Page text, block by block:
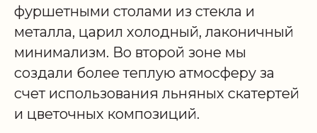
фуршетными столами из стекла и
металла, царил холодный, лаконичный
минимализм. Во второй зоне мы
создали более теплую атмосферу за
счет использования льняных скатертей
и цветочных композиций.